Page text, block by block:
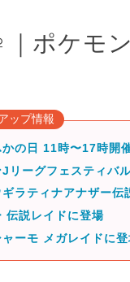
ポケモ
ップ情報
かの日 11時〜17時開
リーグフェスティバ
ギラティナアナザー伝
伝説レイドに登場
ャーモ メガレイドに